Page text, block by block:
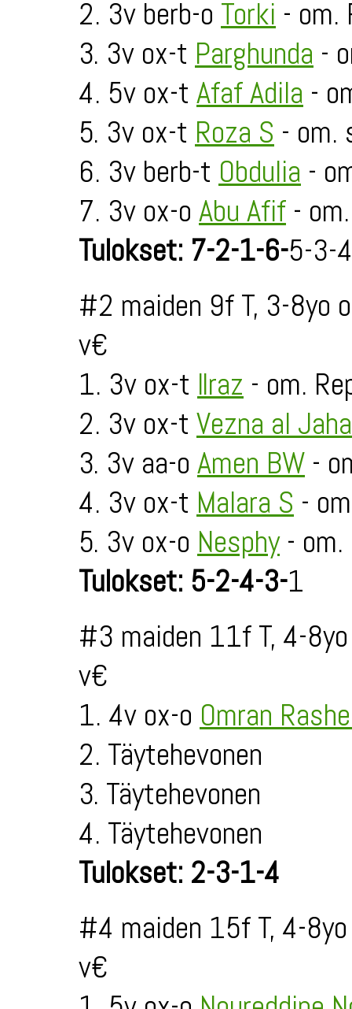
2. 3v berb-o Torki - om.
3. 3v ox-t Parghunda -
4. 5v ox-t Afaf Adila -
5. 3v ox-t Roza S - om.
6. 3v berb-t Obdulia -
7. 3v ox-o Abu Afif -
Tulokset: 7-2-1-6-5-3-4
#2 maiden 9f T, 3-
v€
1. 3v ox-t Ilraz - om.
2. 3v ox-t Vezna al Jaha
3. 3v aa-o Amen BW -
4. 3v ox-t Malara S -
5. 3v ox-o Nesphy- om.
Tulokset: 5-2-4-3-1
#3 maiden 11f T, 4-
v€
1. 4v ox-o Omran
2. Täytehevonen
3. Täytehevonen
4. Täytehevonen
Tulokset: 2-3-1-4
#4 maiden 15f T, 4-
v€